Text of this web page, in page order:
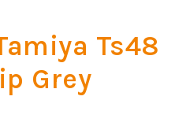
Ts48
Grey